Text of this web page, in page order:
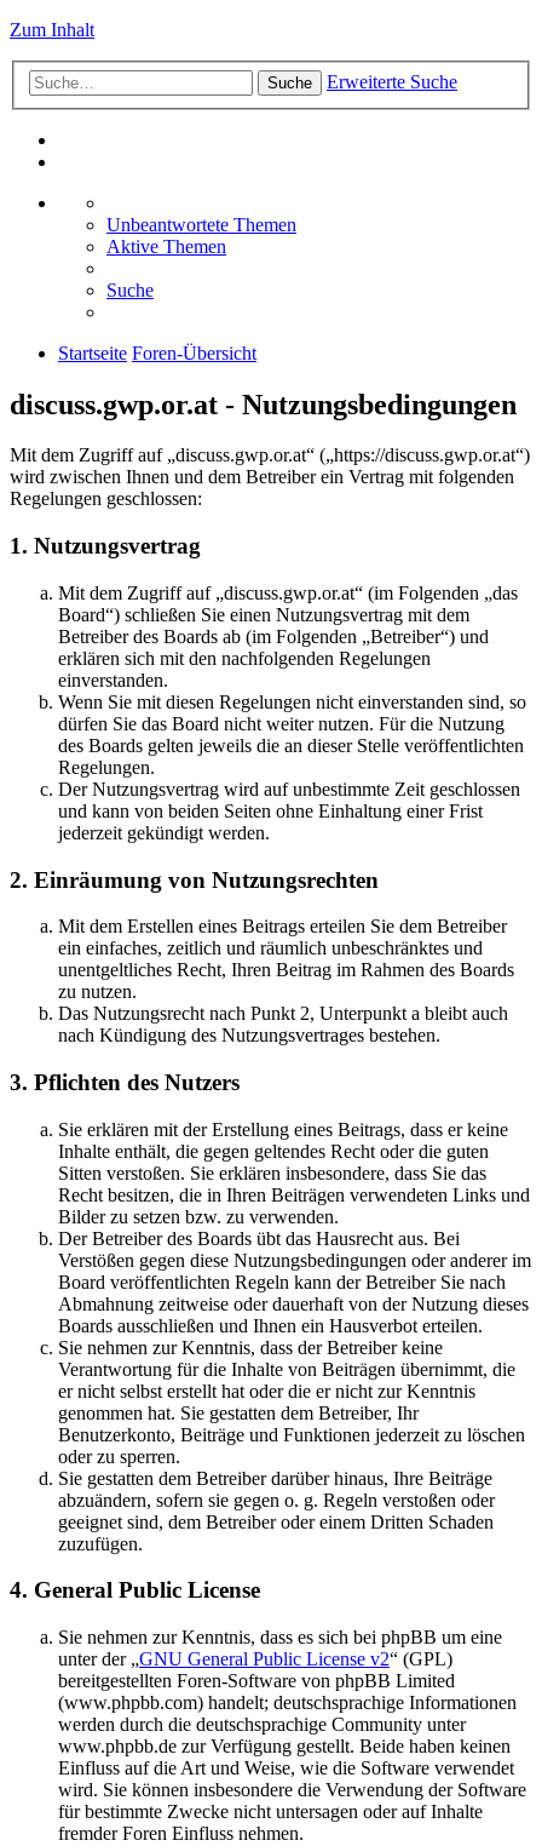
Zum Inhalt
Suche Erweiterte Suche
Unbeantwortete Themen
Aktive Themen
Suche
Startseite Foren-Übersicht
discuss.gwp.or.at - Nutzungsbedingungen
Mit dem Zugriff auf „discuss.gwp.or.at“ („https://discuss.gwp.or.at“)
wird zwischen Ihnen und dem Betreiber ein Vertrag mit folgenden
Regelungen geschlossen:
1. Nutzungsvertrag
Mit dem Zugriff auf „discuss.gwp.or.at“ (im Folgenden „das
Board“) schließen Sie einen Nutzungsvertrag mit dem
Betreiber des Boards ab (im Folgenden „Betreiber“) und
erklären sich mit den nachfolgenden Regelungen
einverstanden.
Wenn Sie mit diesen Regelungen nicht einverstanden sind, so
dürfen Sie das Board nicht weiter nutzen. Für die Nutzung
des Boards gelten jeweils die an dieser Stelle veröffentlichten
Regelungen.
Der Nutzungsvertrag wird auf unbestimmte Zeit geschlossen
und kann von beiden Seiten ohne Einhaltung einer Frist
jederzeit gekündigt werden.
2. Einräumung von Nutzungsrechten
Mit dem Erstellen eines Beitrags erteilen Sie dem Betreiber
ein einfaches, zeitlich und räumlich unbeschränktes und
unentgeltliches Recht, Ihren Beitrag im Rahmen des Boards
zu nutzen.
Das Nutzungsrecht nach Punkt 2, Unterpunkt a bleibt auch
nach Kündigung des Nutzungsvertrages bestehen.
3. Pflichten des Nutzers
Sie erklären mit der Erstellung eines Beitrags, dass er keine
Inhalte enthält, die gegen geltendes Recht oder die guten
Sitten verstoßen. Sie erklären insbesondere, dass Sie das
Recht besitzen, die in Ihren Beiträgen verwendeten Links und
Bilder zu setzen bzw. zu verwenden.
Der Betreiber des Boards übt das Hausrecht aus. Bei
Verstößen gegen diese Nutzungsbedingungen oder anderer im
Board veröffentlichten Regeln kann der Betreiber Sie nach
Abmahnung zeitweise oder dauerhaft von der Nutzung dieses
Boards ausschließen und Ihnen ein Hausverbot erteilen.
Sie nehmen zur Kenntnis, dass der Betreiber keine
Verantwortung für die Inhalte von Beiträgen übernimmt, die
er nicht selbst erstellt hat oder die er nicht zur Kenntnis
genommen hat. Sie gestatten dem Betreiber, Ihr
Benutzerkonto, Beiträge und Funktionen jederzeit zu löschen
oder zu sperren.
Sie gestatten dem Betreiber darüber hinaus, Ihre Beiträge
abzuändern, sofern sie gegen o. g. Regeln verstoßen oder
geeignet sind, dem Betreiber oder einem Dritten Schaden
zuzufügen.
4. General Public License
Sie nehmen zur Kenntnis, dass es sich bei phpBB um eine
unter der „GNU General Public License v2“ (GPL)
bereitgestellten Foren-Software von phpBB Limited
(www.phpbb.com) handelt; deutschsprachige Informationen
werden durch die deutschsprachige Community unter
www.phpbb.de zur Verfügung gestellt. Beide haben keinen
Einfluss auf die Art und Weise, wie die Software verwendet
wird. Sie können insbesondere die Verwendung der Software
für bestimmte Zwecke nicht untersagen oder auf Inhalte
fremder Foren Einfluss nehmen.